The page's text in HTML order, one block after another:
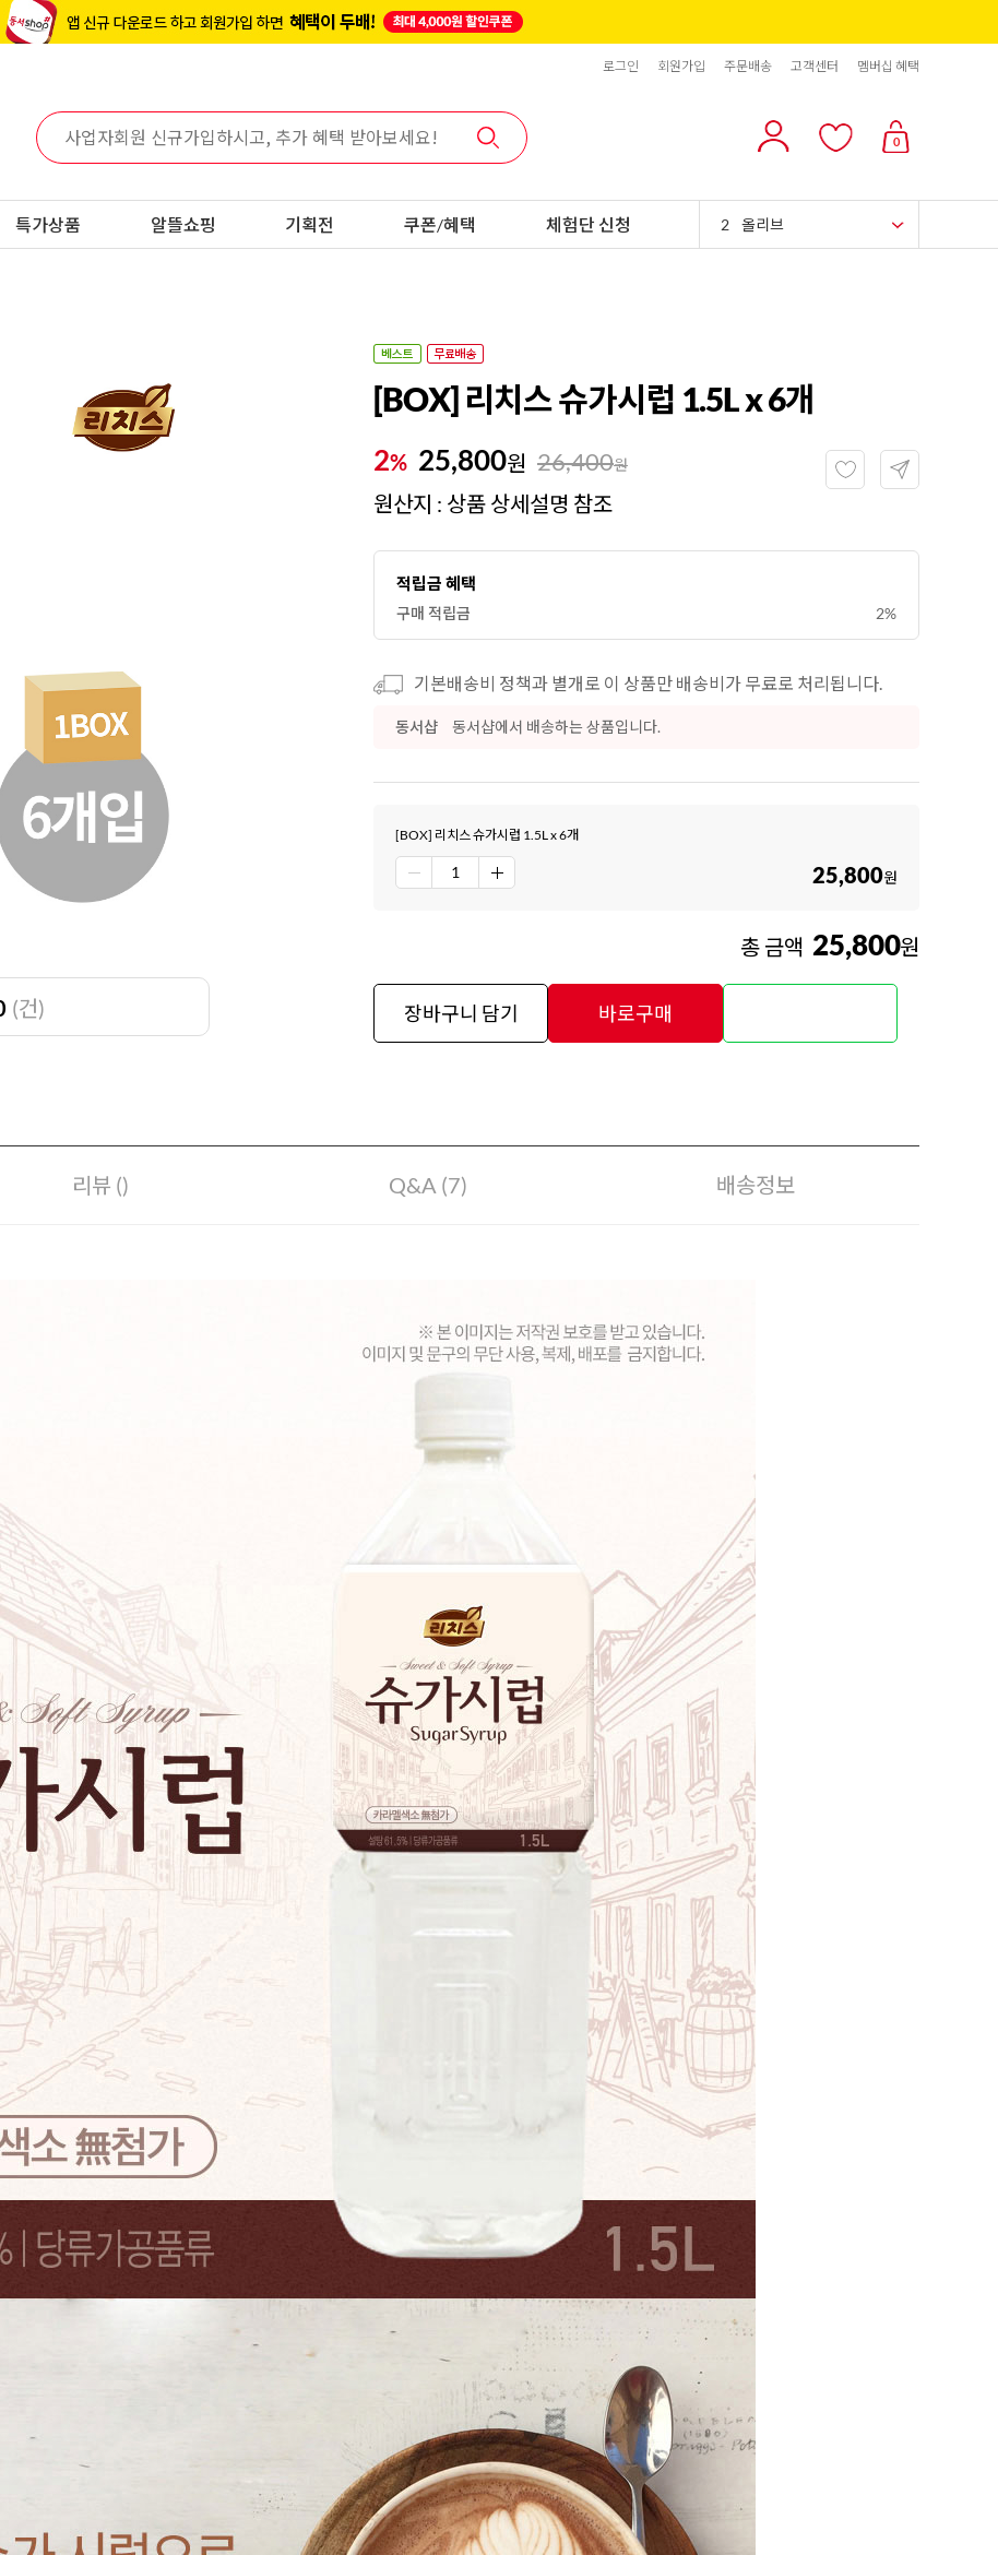
로그인 회원가입 주문배송 고객센터 멤버십 혜택
0
특가상품 알뜰쇼핑 기획전 쿠폰/혜택 체험단 신청
리치스 올리브
2 올리브
6 슈가시럽
9 쿠키파우더
(건)
[BOX] 리치스 슈가시럽 1.5L x 6개
2% 25,800원 26,400원
원산지 : 상품 상세설명 참조
적립금 혜택
구매 적립금 2%
기본배송비 정책과 별개로 이 상품만 배송비가 무료로 처리됩니다.
동서샵 동서샵에서 배송하는 상품입니다.
[BOX] 리치스 슈가시럽 1.5L x 6개
25,800원
총 금액 25,800원
장바구니 담기 바로구매
리뷰 () Q&A (7) 배송정보